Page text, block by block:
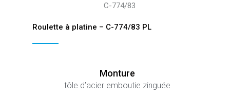
C-774/83
Roulette à platine – C-774/83 PL
Monture
tôle d’acier emboutie zinguée